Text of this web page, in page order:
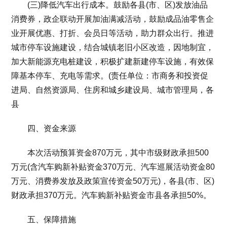
(三)降低汽车出行成本。鼓励各县(市、区)发放油品
消费券，政企联动开展加油满减活动，鼓励成品油零售企
业开展优惠、打折、会员日等活动，助力群众出行。推进
城市停车设施建设，结合城镇老旧小区改造，因地制宜，
加大新能源充电桩建设，积极扩建新建停车设施，有效保
障基本停车、充电等需求。(责任单位：市商务和投资促
进局、自然资源局、住房和城乡建设局、城市管理局，各
县
四、资金来源
本次活动预算资金870万元，其中市级财政承担500
万元(含汽车购新补贴资金370万元、汽车巡展活动资金80
万元、消费券发放及政策宣传资金50万元)，各县(市、区)
财政承担370万元。汽车购新补贴资金市县各承担50%。
五、保障措施